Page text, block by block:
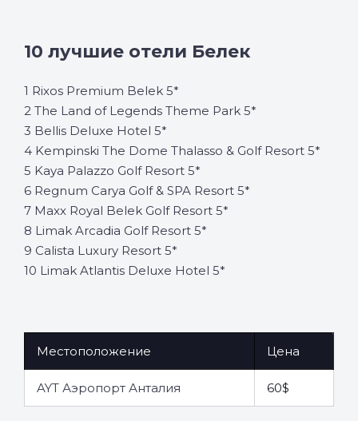
10 лучшие отели Белек
1 Rixos Premium Belek 5*
2 The Land of Legends Theme Park 5*
3 Bellis Deluxe Hotel 5*
4 Kempinski The Dome Thalasso & Golf Resort 5*
5 Kaya Palazzo Golf Resort 5*
6 Regnum Carya Golf & SPA Resort 5*
7 Maxx Royal Belek Golf Resort 5*
8 Limak Arcadia Golf Resort 5*
9 Calista Luxury Resort 5*
10 Limak Atlantis Deluxe Hotel 5*
Местоположение Цена
AYT Аэропорт Анталия 60$